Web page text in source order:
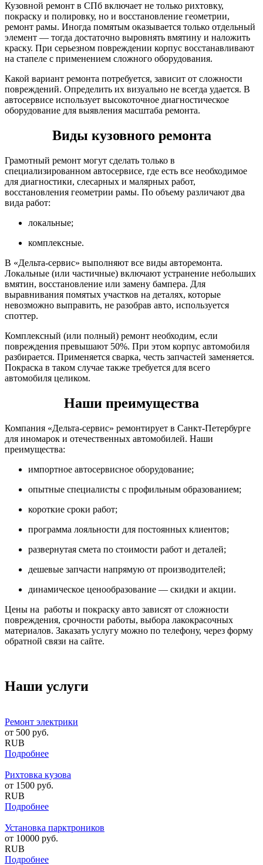
Кузовной ремонт в СПб включает не только рихтовку,
покраску и полировку, но и восстановление геометрии,
ремонт рамы. Иногда помятым оказывается только отдельный
элемент — тогда достаточно выровнять вмятину и наложить
краску. При серьезном повреждении корпус восстанавливают
на стапеле с применением сложного оборудования.
Какой вариант ремонта потребуется, зависит от сложности
повреждений. Определить их визуально не всегда удается. В
автосервисе использует высокоточное диагностическое
оборудование для выявления масштаба ремонта.
Виды кузовного ремонта
Грамотный ремонт могут сделать только в
специализированном автосервисе, где есть все необходимое
для диагностики, слесарных и малярных работ,
восстановления геометрии рамы. По объему различают два
вида работ:
локальные;
комплексные.
В «Дельта-сервис» выполняют все виды авторемонта.
Локальные (или частичные) включают устранение небольших
вмятин, восстановление или замену бампера. Для
выравнивания помятых участков на деталях, которые
невозможно выправить, не разобрав авто, используется
споттер.
Комплексный (или полный) ремонт необходим, если
повреждения превышают 50%. При этом корпус автомобиля
разбирается. Применяется сварка, честь запчастей заменяется.
Покраска в таком случае также требуется для всего
автомобиля целиком.
Наши преимущества
Компания «Дельта-сервис» ремонтирует в Санкт-Петербурге
для иномарок и отечественных автомобилей. Наши
преимущества:
импортное автосервисное оборудование;
опытные специалисты с профильным образованием;
короткие сроки работ;
программа лояльности для постоянных клиентов;
развернутая смета по стоимости работ и деталей;
дешевые запчасти напрямую от производителей;
динамическое ценообразование — скидки и акции.
Цены на работы и покраску авто зависят от сложности
повреждения, срочности работы, выбора лакокрасочных
материалов. Заказать услугу можно по телефону, через форму
обратной связи на сайте.
Наши услуги
Ремонт электрики
от 500 руб.
RUB
Подробнее
Рихтовка кузова
от 1500 руб.
RUB
Подробнее
Установка парктроников
от 10000 руб.
RUB
Подробнее